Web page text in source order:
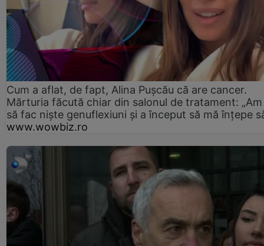
Cum a aflat, de fapt, Alina Pușcău că are cancer.
Mărturia făcută chiar din salonul de tratament:
să fac niște genuflexiuni și a început să mă înțepe
www.wowbiz.ro